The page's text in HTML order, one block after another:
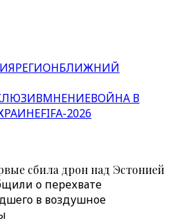
РЕГИОНБЛИЖНИЙ
МНЕНИЕВОЙНА В
FIFA-2026
сбила дрон над Эстонией
о перехвате
в воздушное